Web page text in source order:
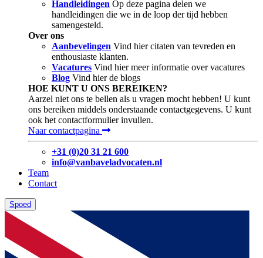
Handleidingen Op deze pagina delen we
handleidingen die we in de loop der tijd hebben
samengesteld.
Over ons
Aanbevelingen Vind hier citaten van tevreden en
enthousiaste klanten.
Vacatures Vind hier meer informatie over vacatures
Blog Vind hier de blogs
HOE KUNT U ONS BEREIKEN?
Aarzel niet ons te bellen als u vragen mocht hebben! U kunt
ons bereiken middels onderstaande contactgegevens. U kunt
ook het contactformulier invullen.
Naar contactpagina
+31 (0)20 31 21 600
info@vanbaveladvocaten.nl
Team
Contact
Spoed